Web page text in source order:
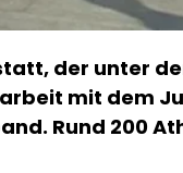
der unter
mit dem
Rund 200